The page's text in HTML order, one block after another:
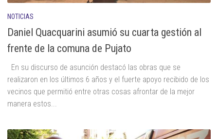
NOTICIAS
Daniel Quacquarini asumió su cuarta gestión al
frente de la comuna de Pujato
En su discurso de asunción destacó las obras que se
realizaron en los últimos 6 años y el fuerte apoyo recibido de los
vecinos que permitió entre otras cosas afrontar de la mejor
manera estos...